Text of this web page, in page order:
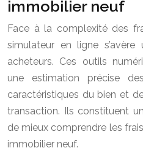
immobilier neuf
Face à la complexité des
simulateur en ligne
acheteurs. Ces outils
une estimation précise
caractéristiques du bien et
transaction. Ils constituent
de mieux comprendre les frais
immobilier neuf.